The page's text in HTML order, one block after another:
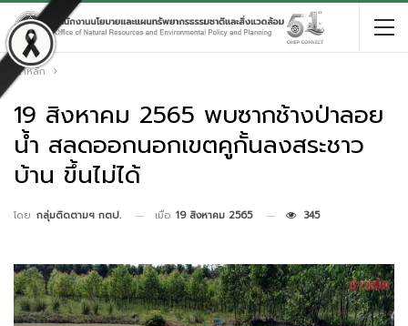
หน้าหลัก
19 สิงหาคม 2565 พบซากช้างป่าลอย
น้ำ สลดออกนอกเขตคูกั้นลงสระชาว
บ้าน ขึ้นไม่ได้
โดย กลุ่มติดตามฯ กตป. เมื่อ 19 สิงหาคม 2565 345